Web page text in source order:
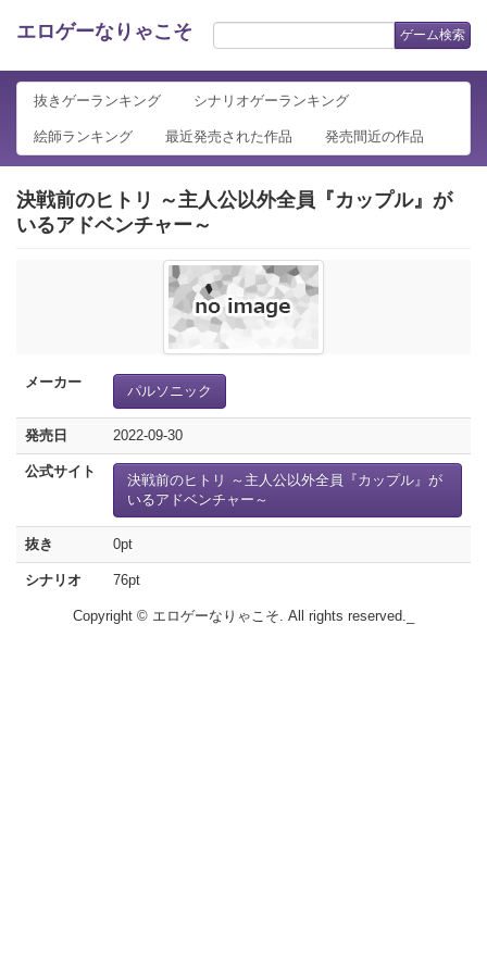
エロゲーなりゃこそ ゲーム検索
抜きゲーランキング シナリオゲーランキング
絵師ランキング 最近発売された作品 発売間近の作品
決戦前のヒトリ ～主人公以外全員『カップル』が
いるアドベンチャー～
メーカー
パルソニック
発売日 2022-09-30
公式サイト
決戦前のヒトリ ～主人公以外全員『カップル』が
いるアドベンチャー～
抜き 0pt
シナリオ 76pt
Copyright © エロゲーなりゃこそ. All rights reserved._